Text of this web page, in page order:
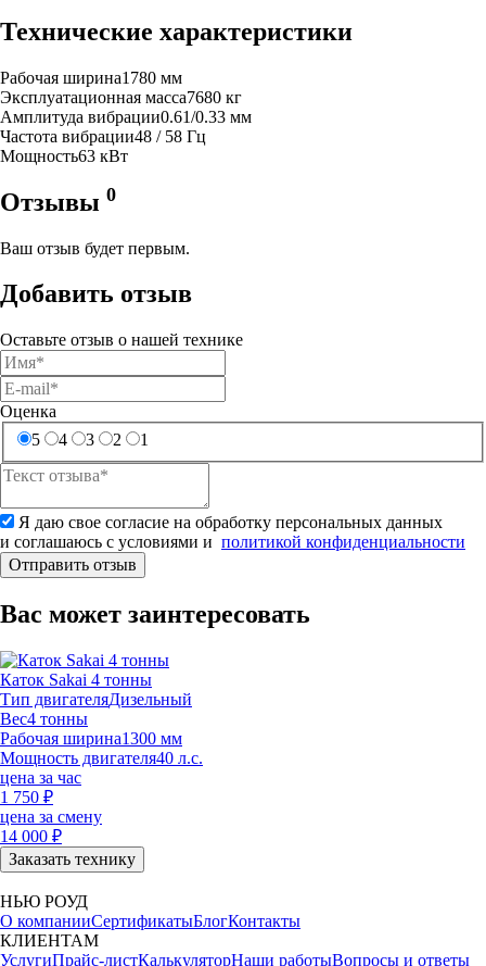
Технические характеристики
Рабочая ширина1780 мм
Эксплуатационная масса7680 кг
Амплитуда вибрации0.61/0.33 мм
Частота вибрации48 / 58 Гц
Мощность63 кВт
Отзывы 0
Ваш отзыв будет первым.
Добавить отзыв
Оставьте отзыв о нашей технике
Оценка
5
4 3 2 1
Я даю свое согласие на обработку персональных данных
и соглашаюсь с условиями и политикой конфиденциальности
Отправить отзыв
Вас может заинтересовать
Каток Sakai 4 тонны
Тип двигателяДизельный
Вес4 тонны
Рабочая ширина1300 мм
Мощность двигателя40 л.с.
цена за час
1 750 ₽
цена за смену
14 000 ₽
Заказать технику
НЬЮ РОУД
О компанииСертификатыБлогКонтакты
КЛИЕНТАМ
УслугиПрайс-листКалькуляторНаши работыВопросы и ответы